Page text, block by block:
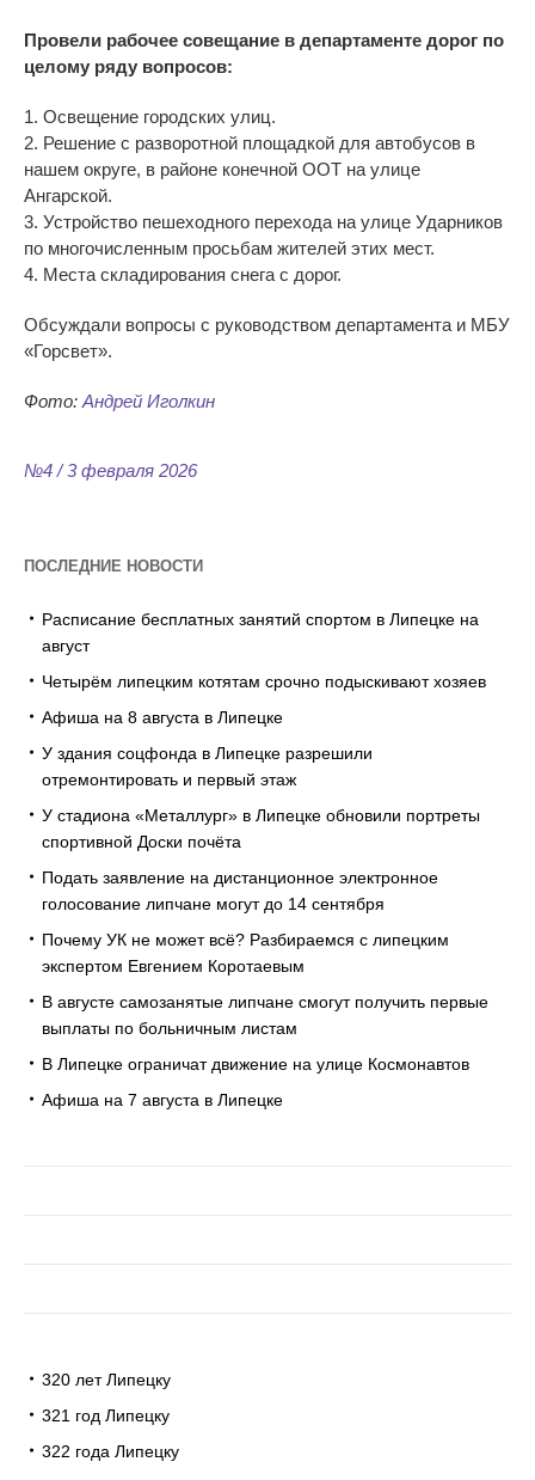
Провели рабочее совещание в департаменте дорог по
целому ряду вопросов:
1. Освещение городских улиц.
2. Решение с разворотной площадкой для автобусов в
нашем округе, в районе конечной ООТ на улице
Ангарской.
3. Устройство пешеходного перехода на улице Ударников
по многочисленным просьбам жителей этих мест.
4. Места складирования снега с дорог.
Обсуждали вопросы с руководством департамента и МБУ
«Горсвет».
Фото:Андрей Иголкин
№4 / 3 февраля 2026
ПОСЛЕДНИЕ НОВОСТИ
Расписание бесплатных занятий спортом в Липецке на
август
Четырём липецким котятам срочно подыскивают хозяев
Афиша на 8 августа в Липецке
У здания соцфонда в Липецке разрешили
отремонтировать и первый этаж
У стадиона «Металлург» в Липецке обновили портреты
спортивной Доски почёта
Подать заявление на дистанционное электронное
голосование липчане могут до 14 сентября
Почему УК не может всё? Разбираемся с липецким
экспертом Евгением Коротаевым
В августе самозанятые липчане смогут получить первые
выплаты по больничным листам
В Липецке ограничат движение на улице Космонавтов
Афиша на 7 августа в Липецке
320 лет Липецку
321 год Липецку
322 года Липецку